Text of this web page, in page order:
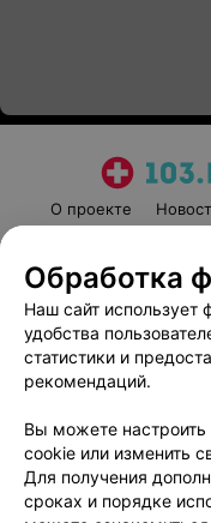
О проекте
Обработка
Наш сайт использует
удобства
статистики и
рекомендаций.
Вы можете
cookie или изменить
Для получения
сроках и порядке